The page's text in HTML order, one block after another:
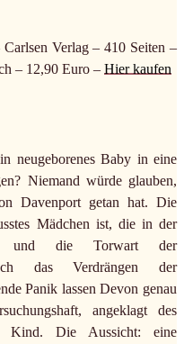
Verlag – 410 Seiten –
– 12,90 Euro – Hier kaufen
neugeborenes Baby in eine
Niemand würde glauben,
Davenport getan hat. Die
Mädchen ist, die in der
und die Torwart der
das Verdrängen der
Panik lassen Devon genau
angeklagt des
Kind. Die Aussicht: eine